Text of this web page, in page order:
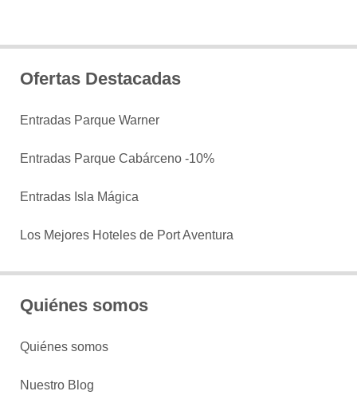
Ofertas Destacadas
Entradas Parque Warner
Entradas Parque Cabárceno -10%
Entradas Isla Mágica
Los Mejores Hoteles de Port Aventura
Quiénes somos
Quiénes somos
Nuestro Blog